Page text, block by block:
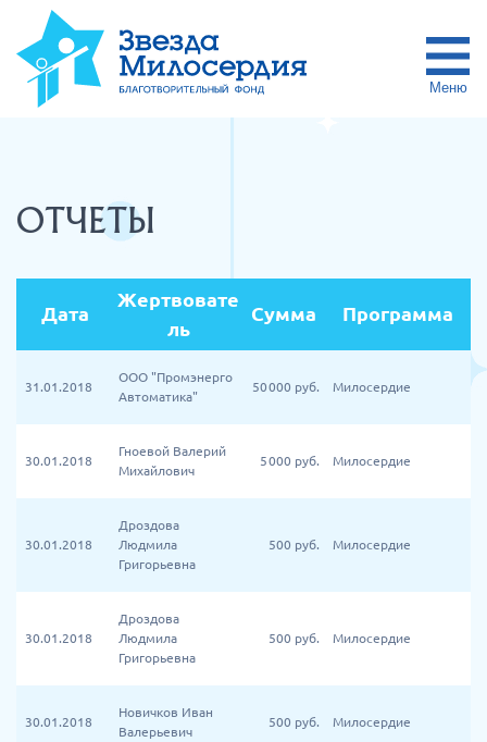
Меню
ОТЧЕТЫ
Дата
Жертвовате
ль
Сумма Программа
31.01.2018
ООО "Промэнерго
Автоматика"
50 000 руб. Милосердие
30.01.2018
Гноевой Валерий
Михайлович
5 000 руб. Милосердие
30.01.2018
Дроздова
Людмила
Григорьевна
500 руб. Милосердие
30.01.2018
Дроздова
Людмила
Григорьевна
500 руб. Милосердие
30.01.2018
Новичков Иван
Валерьевич
500 руб. Милосердие